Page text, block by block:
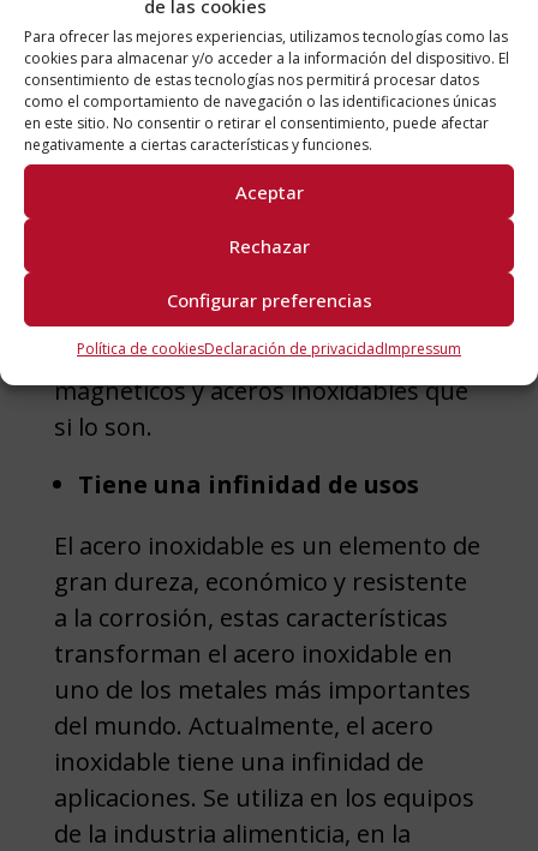
de las cookies
Para ofrecer las mejores experiencias, utilizamos tecnologías como las
cookies para almacenar y/o acceder a la información del dispositivo. El
consentimiento de estas tecnologías nos permitirá procesar datos
como el comportamiento de navegación o las identificaciones únicas
en este sitio. No consentir o retirar el consentimiento, puede afectar
negativamente a ciertas características y funciones.
Aceptar
Rechazar
Configurar preferencias
Política de cookiesDeclaración de privacidadImpressum
de acero inoxidable en los guantes
táctiles, por ejemplo. Ellos son
capaces de conducir la electricidad de
tal forma que permiten que uses tu
móvil, aunque lleves guantes.
aleación que lleve el acero inoxidable.
Hay aceros inoxidables no
magnéticos y aceros inoxidables que
si lo son.
Tiene una infinidad de usos
El acero inoxidable es un elemento de
gran dureza, económico y resistente
a la corrosión, estas características
transforman el acero inoxidable en
uno de los metales más importantes
del mundo. Actualmente, el acero
inoxidable tiene una infinidad de
aplicaciones. Se utiliza en los equipos
de la industria alimenticia, en la